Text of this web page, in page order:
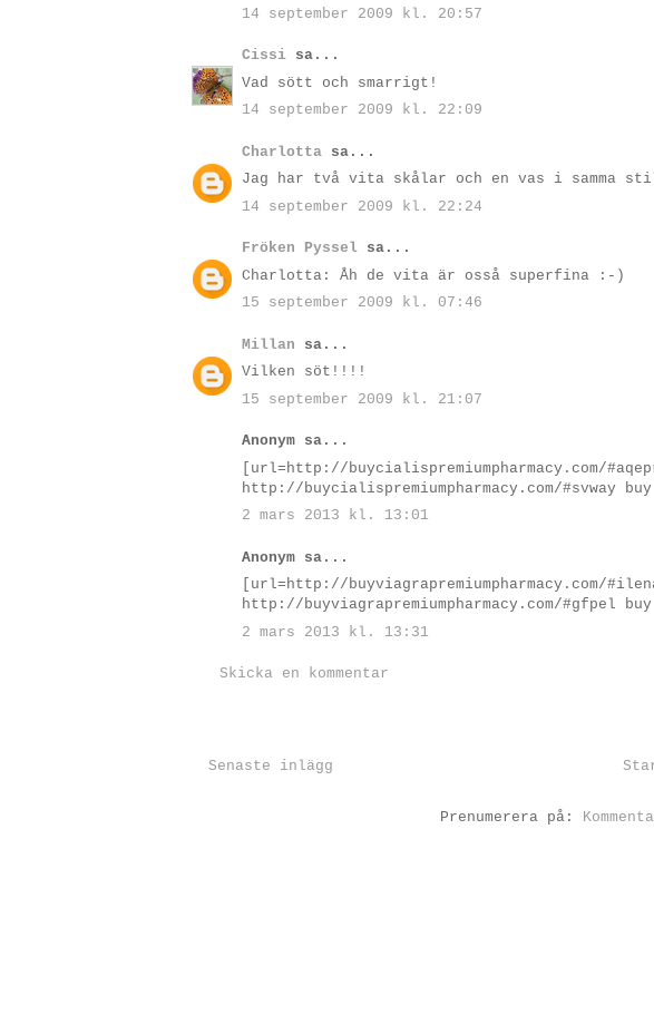
14 september 2009 kl. 20:57
Cissi sa...
Vad sött och smarrigt!
14 september 2009 kl. 22:09
Charlotta sa...
Jag har två vita skålar och en vas i
14 september 2009 kl. 22:24
Fröken Pyssel sa...
Charlotta: Åh de vita är osså superfina :-)
15 september 2009 kl. 07:46
Millan sa...
Vilken söt!!!!
15 september 2009 kl. 21:07
Anonym sa...
[url=http://buycialispremiumpharmacy.com/
http://buycialispremiumpharmacy.com/#svway
2 mars 2013 kl. 13:01
Anonym sa...
[url=http://buyviagrapremiumpharmacy.com/
http://buyviagrapremiumpharmacy.com/#gfpel
2 mars 2013 kl. 13:31
Skicka en kommentar
Senaste inlägg
Prenumerera på: